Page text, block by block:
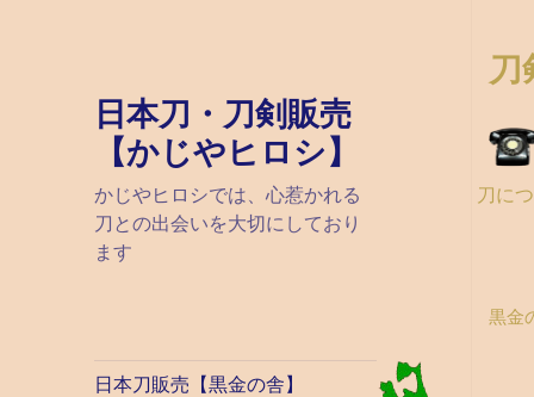
日本刀・刀剣販売
【かじやヒロシ】
かじやヒロシでは、心惹かれる
刀との出会いを大切にしており
ます
日本刀販売【黒金の舎】
刀
刀に
黒金